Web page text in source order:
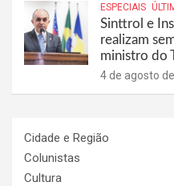
ESPECIAIS
Sinttrol e
realizam
ministro do
4 de agosto
Cidade e Região
Colunistas
Cultura